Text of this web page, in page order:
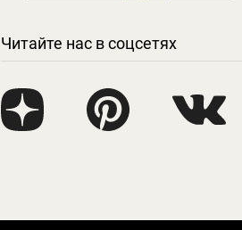
Читайте нас в соцсетях